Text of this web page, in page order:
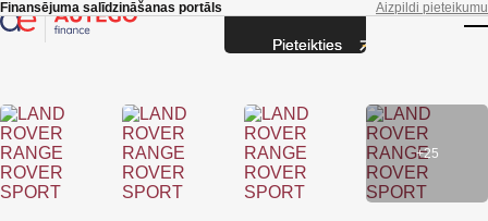
Skip to main content
Finansējuma salīdzināšanas portāls Aizpildi pieteikumu
+25